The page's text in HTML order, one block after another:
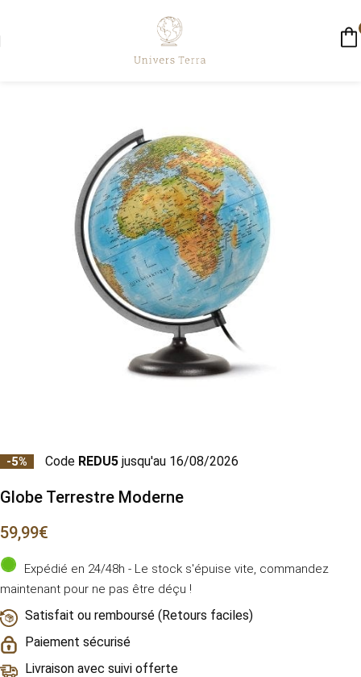
-5% Code REDU5 jusqu'au 16/08/2026
Globe Terrestre Moderne
59,99€
Expédié en 24/48h - Le stock s'épuise vite, commandez
maintenant pour ne pas être déçu !
Satisfait ou remboursé (Retours faciles)
Paiement sécurisé
Livraison avec suivi offerte
☀️ LIVRAISON GRATUITE AUJOURD'HUI ☀️